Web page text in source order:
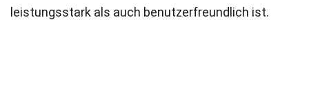
leistungsstark als auch benutzerfreundlich ist.